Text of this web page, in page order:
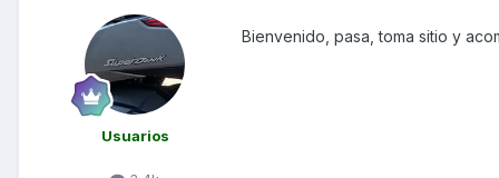
Usuarios
Bienvenido, pasa, toma sitio y